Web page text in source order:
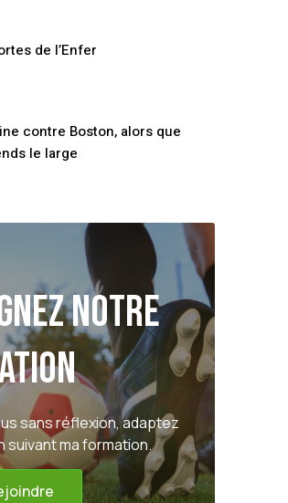
de l’Enfer
contre Boston, alors que
le large
notre
sans réflexion, adaptez
suivant ma formation.